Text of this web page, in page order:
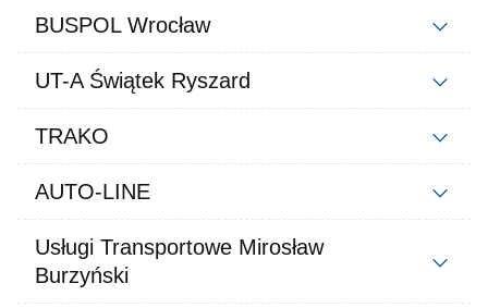
BUSPOL Wrocław
UT-A Świątek Ryszard
TRAKO
AUTO-LINE
Usługi Transportowe Mirosław
Burzyński